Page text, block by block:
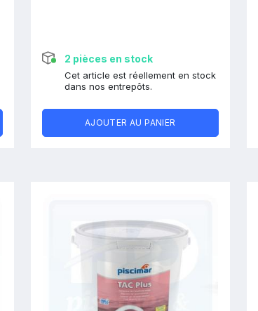
2 pièces en stock
Cet article est réellement en stock
dans nos entrepôts.
AJOUTER AU PANIER